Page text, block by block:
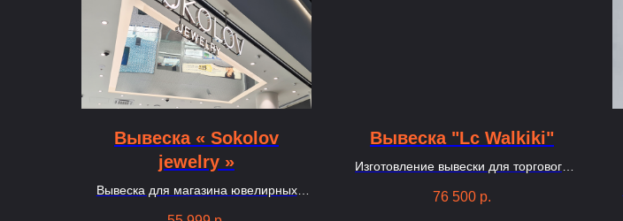
Вывеска « Sokolov
jewelry »
Вывеска для магазина ювелирных
Вывеска "Lc Walkiki"
Изготовление вывески для торгового
76 500 р.